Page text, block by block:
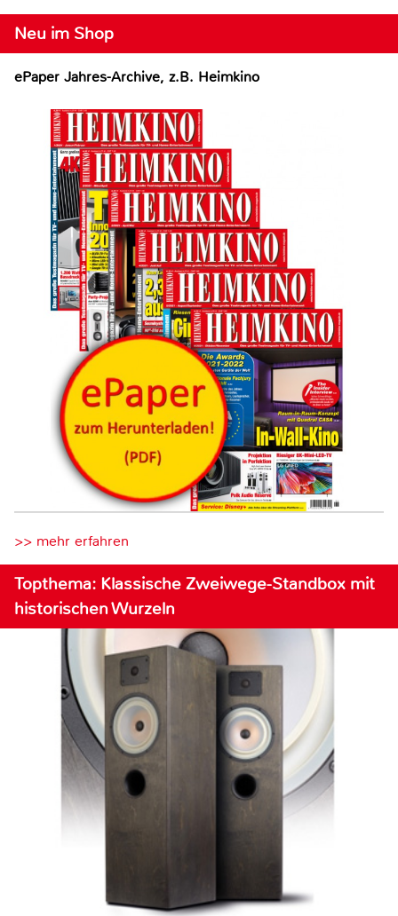
Neu im Shop
ePaper Jahres-Archive, z.B. Heimkino
>> mehr erfahren
Topthema: Klassische Zweiwege-Standbox mit
historischen Wurzeln